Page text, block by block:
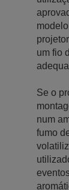
um fio
Se o
num
fumo